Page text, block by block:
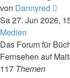
von Dannyred
Sa 27. Jun 2026,
Medien
Das Forum für
Fernsehen auf
117 Themen